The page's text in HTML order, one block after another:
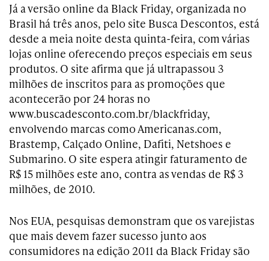
Já a versão online da Black Friday, organizada no
Brasil há três anos, pelo site Busca Descontos, está
desde a meia noite desta quinta-feira, com várias
lojas online oferecendo preços especiais em seus
produtos. O site afirma que já ultrapassou 3
milhões de inscritos para as promoções que
acontecerão por 24 horas no
www.buscadesconto.com.br/blackfriday,
envolvendo marcas como Americanas.com,
Brastemp, Calçado Online, Dafiti, Netshoes e
Submarino. O site espera atingir faturamento de
R$ 15 milhões este ano, contra as vendas de R$ 3
milhões, de 2010.
Nos EUA, pesquisas demonstram que os varejistas
que mais devem fazer sucesso junto aos
consumidores na edição 2011 da Black Friday são